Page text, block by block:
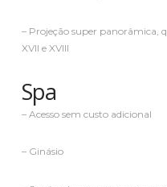
– Projeção super panorâmica,
XVII e XVIII
Spa
– Acesso sem custo adicional
– Ginásio